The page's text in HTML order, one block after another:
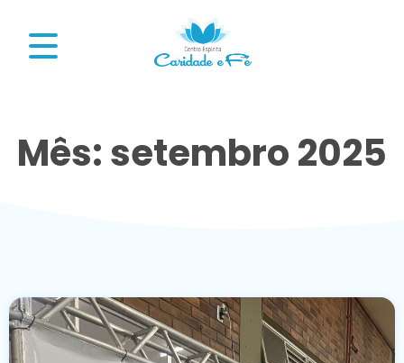
Mês: setembro 2025